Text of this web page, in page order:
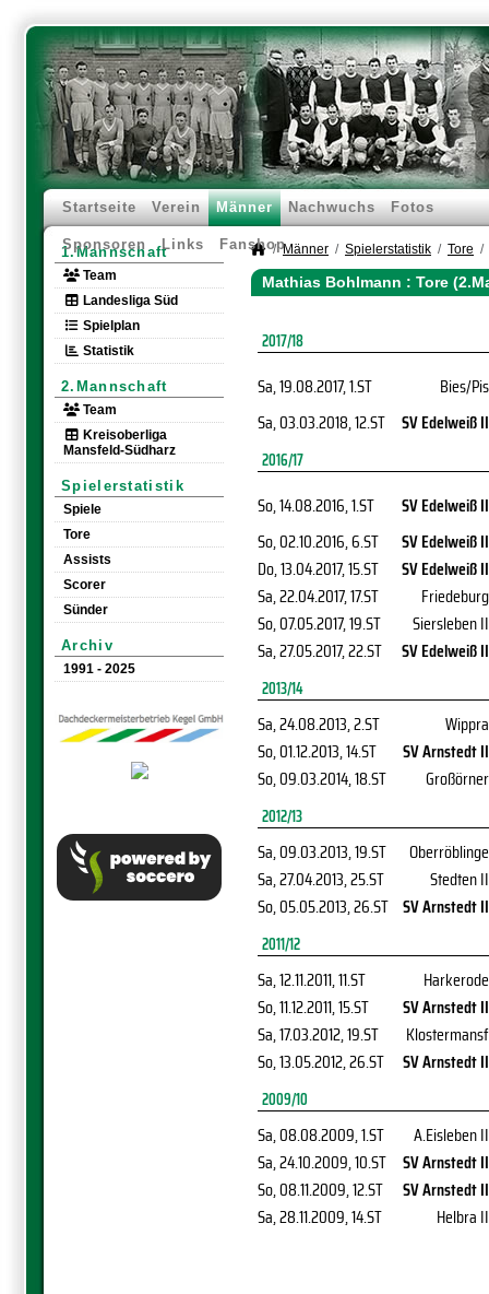
Startseite Verein Männer Nachwuchs Fotos
Sponsoren Links Fanshop
1.Mannschaft
Team
Landesliga Süd
Spielplan
Statistik
2.Mannschaft
Team
Kreisoberliga
Mansfeld-Südharz
Spielerstatistik
Spiele
Tore
Assists
Scorer
Sünder
Archiv
1991 - 2025
Männer Spielerstatistik Tore
Mathias Bohlmann : Tore
2017/18
Sa, 19.08.2017, 1.ST
Bies/Pis
Sa, 03.03.2018, 12.ST SV Edelweiß II
2016/17
So, 14.08.2016, 1.ST
SV Edelweiß II
So, 02.10.2016, 6.ST
SV Edelweiß II
Do, 13.04.2017, 15.ST
SV Edelweiß II
Sa, 22.04.2017, 17.ST
Friedeburg
So, 07.05.2017, 19.ST
Siersleben II
Sa, 27.05.2017, 22.ST SV Edelweiß II
2013/14
Sa, 24.08.2013, 2.ST
Wippra
So, 01.12.2013, 14.ST
SV Arnstedt II
So, 09.03.2014, 18.ST Großörner
2012/13
Sa, 09.03.2013, 19.ST
Oberröblinge
Sa, 27.04.2013, 25.ST
Stedten II
So, 05.05.2013, 26.ST SV Arnstedt II
2011/12
Sa, 12.11.2011, 11.ST
Harkerode
So, 11.12.2011, 15.ST
SV Arnstedt II
Sa, 17.03.2012, 19.ST
Klostermansf
So, 13.05.2012, 26.ST SV Arnstedt II
2009/10
Sa, 08.08.2009, 1.ST
A.Eisleben II
Sa, 24.10.2009, 10.ST SV Arnstedt II
So, 08.11.2009, 12.ST
SV Arnstedt II
Sa, 28.11.2009, 14.ST Helbra II